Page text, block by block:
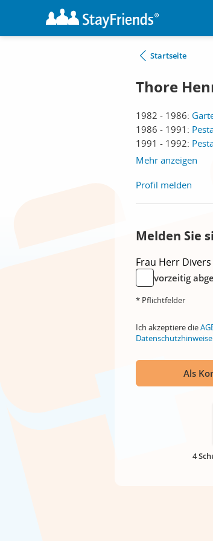
Startseite
Thore
1982 - 1986:
1986 - 1991:
1991 - 1992:
Mehr anzeigen
Profil melden
Melden Sie
Frau Herr Divers
vorzeitig
* Pflichtfelder
Ich akzeptiere die
Datenschutzhinweise
Als
4